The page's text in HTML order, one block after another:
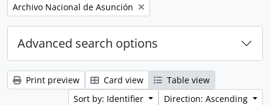
Remove filter:
Archivo Nacional de Asunción
Advanced search options
Print preview Card view
Table view
Sort by: Identifier
Direction: Ascending